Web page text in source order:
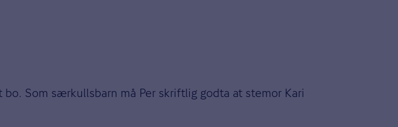
Som særkullsbarn må Per skriftlig godta at stemor Kari